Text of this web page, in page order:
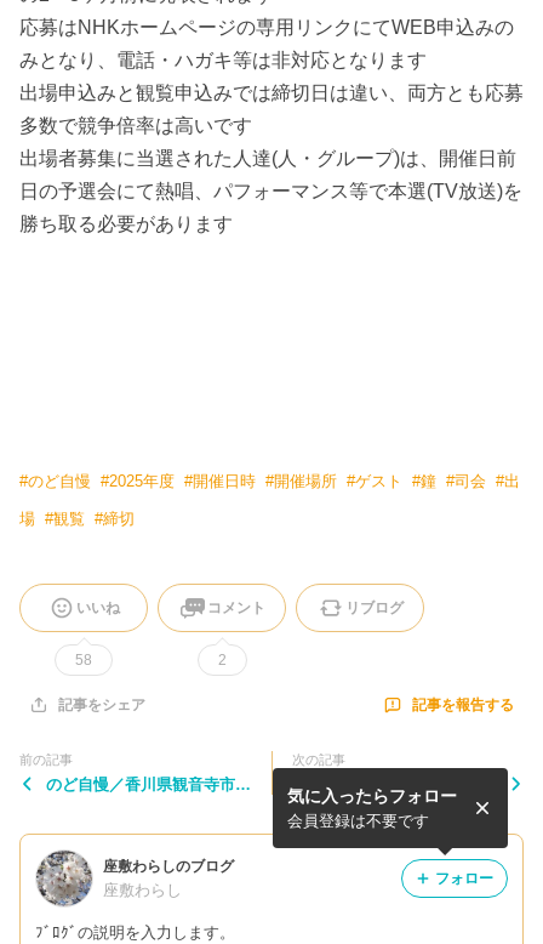
応募はNHKホームページの専用リンクにてWEB申込みの
みとなり、電話・ハガキ等は非対応となります
出場申込みと観覧申込みでは締切日は違い、両方とも応募
多数で競争倍率は高いです
出場者募集に当選された人達(人・グループ)は、開催日前
日の予選会にて熱唱、パフォーマンス等で本選(TV放送)を
勝ち取る必要があります
#のど自慢 #2025年度 #開催日時 #開催場所 #ゲスト #鐘 #司会 #出
場 #観覧 #締切
いいね
58
コメント
2
リブログ
記事をシェア 記事を報告する
前の記事
のど自慢／香川県観音寺市(2
次の記事
2025年度 のど自慢 ゲスト・
司会・鐘
座敷わらしのブログ
座敷わらし
ﾌﾞﾛｸﾞの説明を入力します。
気に入ったらフォロー
会員登録は不要です
フォロー